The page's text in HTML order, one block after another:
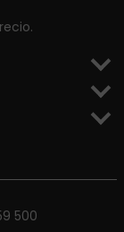
500